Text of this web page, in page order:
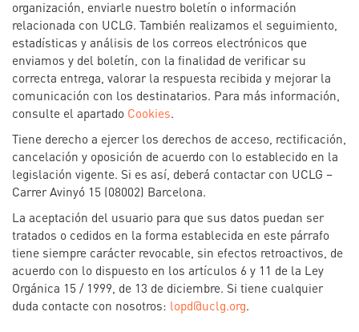
organización, enviarle nuestro boletín o información
relacionada con UCLG. También realizamos el seguimiento,
estadísticas y análisis de los correos electrónicos que
enviamos y del boletín, con la finalidad de verificar su
correcta entrega, valorar la respuesta recibida y mejorar la
comunicación con los destinatarios. Para más información,
consulte el apartado Cookies.
Tiene derecho a ejercer los derechos de acceso, rectificación,
cancelación y oposición de acuerdo con lo establecido en la
legislación vigente. Si es así, deberá contactar con UCLG –
Carrer Avinyó 15 (08002) Barcelona.
La aceptación del usuario para que sus datos puedan ser
tratados o cedidos en la forma establecida en este párrafo
tiene siempre carácter revocable, sin efectos retroactivos, de
acuerdo con lo dispuesto en los artículos 6 y 11 de la Ley
Orgánica 15 / 1999, de 13 de diciembre. Si tiene cualquier
duda contacte con nosotros: lopd@uclg.org.